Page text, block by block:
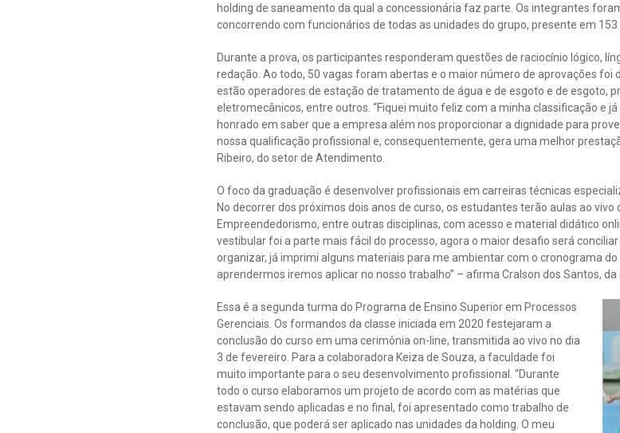
holding de saneamento da qual a concessionária faz parte. Os integrantes
concorrendo com funcionários de todas as unidades do grupo, presente em 153
Durante a prova, os participantes responderam questões de raciocínio lógico,
redação. Ao todo, 50 vagas foram abertas e o maior número de aprovações foi
estão operadores de estação de tratamento de água e de esgoto e de esgoto,
eletromecânicos, entre outros. “Fiquei muito feliz com a minha classificação e
honrado em saber que a empresa além nos proporcionar a dignidade para
nossa qualificação profissional e, consequentemente, gera uma melhor
Ribeiro, do setor de Atendimento.
O foco da graduação é desenvolver profissionais em carreiras técnicas
No decorrer dos próximos dois anos de curso, os estudantes terão aulas ao vivo
Empreendedorismo, entre outras disciplinas, com acesso e material didático
vestibular foi a parte mais fácil do processo, agora o maior desafio será
organizar, já imprimi alguns materiais para me ambientar com o cronograma
aprendermos iremos aplicar no nosso trabalho” – afirma Cralson dos Santos, da
Essa é a segunda turma do Programa de Ensino Superior em Processos
Gerenciais. Os formandos da classe iniciada em 2020 festejaram a
conclusão do curso em uma cerimônia on-line, transmitida ao vivo no dia
3 de fevereiro. Para a colaboradora Keiza de Souza, a faculdade foi
muito importante para o seu desenvolvimento profissional. “Durante
todo o curso elaboramos um projeto de acordo com as matérias que
estavam sendo aplicadas e no final, foi apresentado como trabalho de
conclusão, que poderá ser aplicado nas unidades da holding. O meu